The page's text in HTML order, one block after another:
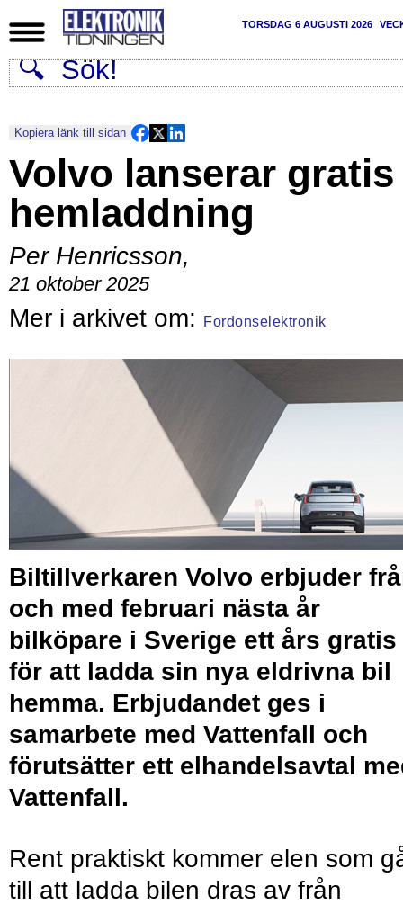
TORSDAG 6 AUGUSTI 2026
Kopiera länk till sidan
Volvo lanserar gratis
hemladdning
Per Henricsson,
21 oktober 2025
Fordonselektronik
Biltillverkaren Volvo erbjuder
och med februari nästa år
bilköpare i Sverige ett års gratis
för att ladda sin nya eldrivna bil
hemma. Erbjudandet ges i
samarbete med Vattenfall och
förutsätter ett elhandelsavtal
Vattenfall.
Rent praktiskt kommer elen som
till att ladda bilen dras av från